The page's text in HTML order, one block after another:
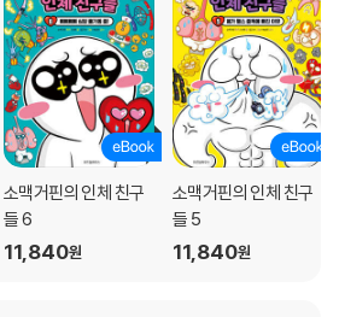
반응
의 만화 완성하기
공지
소맥거핀의 인체 친구
들 6
11,840원
소맥거핀의 인체 친구
들 5
11,840원